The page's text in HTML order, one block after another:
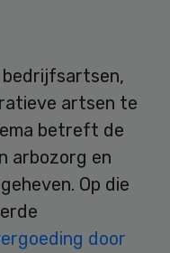
bedrijfsartsen,
artsen te
betreft de
arbozorg en
Op die
door